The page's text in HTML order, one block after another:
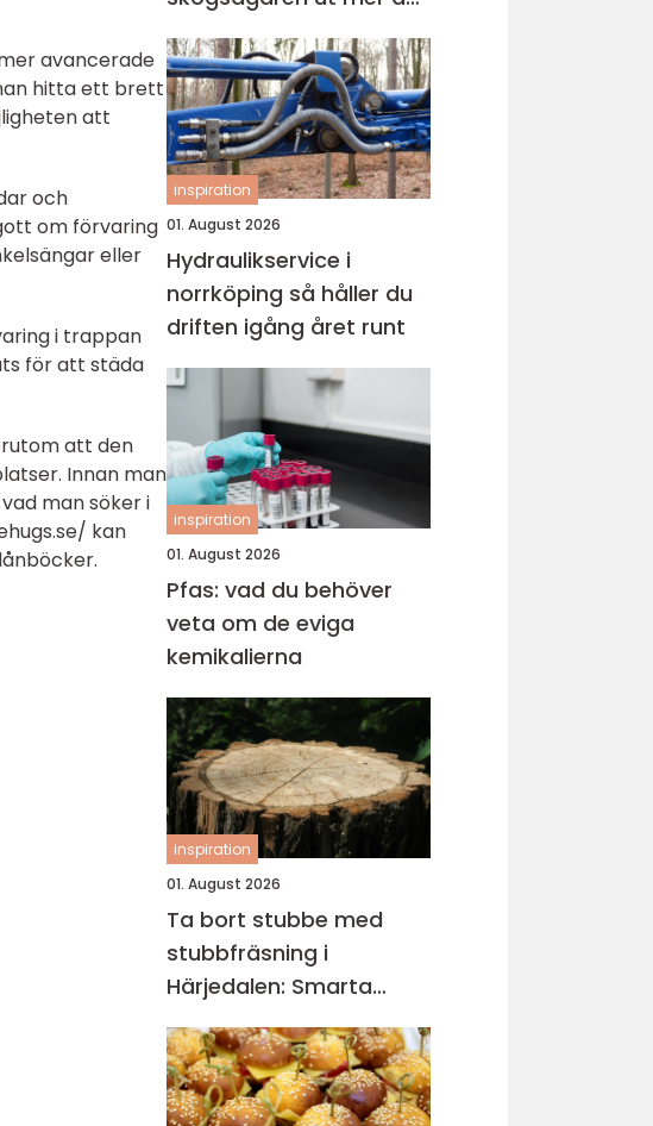
avancerade
hitta ett brett
att
och
om förvaring
eller
i trappan
för att städa
att den
Innan man
man söker i
kan
sin skog
inspiration
01. August 2026
Hydraulikservice i
norrköping så håller du
driften igång året runt
inspiration
01. August 2026
Pfas: vad du behöver
veta om de eviga
kemikalierna
inspiration
01. August 2026
Ta bort stubbe med
stubbfräsning i
Härjedalen: Smarta
metoder för tomten